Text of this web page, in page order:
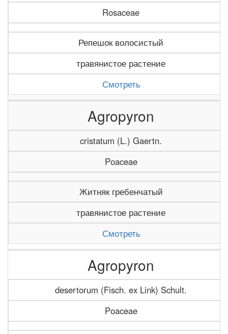
Rosaceae
Репешок волосистый
травянистое растение
Смотреть
Agropyron
cristatum (L.) Gaertn.
Poaceae
Житняк гребенчатый
травянистое растение
Смотреть
Agropyron
desertorum (Fisch. ex Link) Schult.
Poaceae